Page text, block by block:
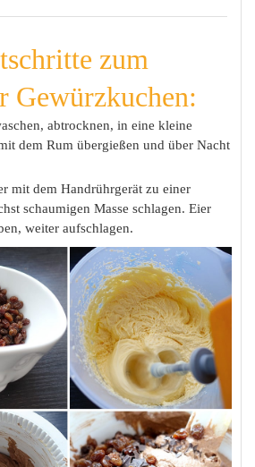
zum
Gewürzkuchen:
abtrocknen, in eine kleine
dem Rum übergießen und über Nacht
mit dem Handrührgerät zu einer
schaumigen Masse schlagen. Eier
weiter aufschlagen.